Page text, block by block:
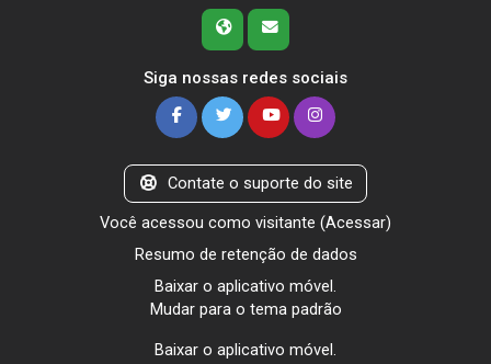
Siga nossas redes sociais
Contate o suporte do site
Você acessou como visitante (Acessar)
Resumo de retenção de dados
Baixar o aplicativo móvel.
Mudar para o tema padrão
Baixar o aplicativo móvel.